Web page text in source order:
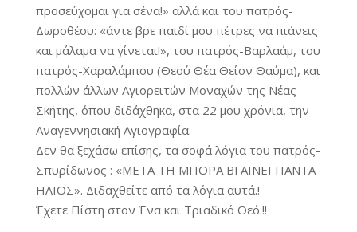
προσεύχομαι για σένα!» αλλά και του πατρός-
Δωροθέου: «άντε βρε παιδί μου πέτρες να πιάνεις
και μάλαμα να γίνεται!», του πατρός-Βαρλαάμ, του
πατρός-Χαραλάμπου (Θεού Θέα Θείον Θαύμα), και
πολλών άλλων Αγιορειτών Μοναχών της Νέας
Σκήτης, όπου διδάχθηκα, στα 22 μου χρόνια, την
Αναγεννησιακή Αγιογραφία.
Δεν θα ξεχάσω επίσης, τα σοφά λόγια του πατρός-
Σπυρίδωνος : «ΜΕΤΑ ΤΗ ΜΠΟΡΑ ΒΓΑΙΝΕΙ ΠΑΝΤΑ
ΗΛΙΟΣ». Διδαχθείτε από τα λόγια αυτά.!
Έχετε Πίστη στον Ένα και Τριαδικό Θεό.!!